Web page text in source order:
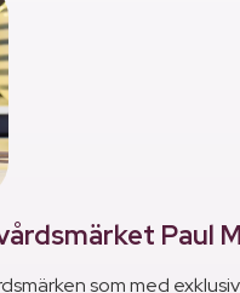
Paul
som med